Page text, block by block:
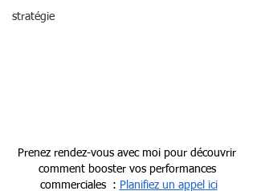
stratégie
Prenez rendez-vous avec moi pour découvrir
comment booster vos performances
commerciales  : Planifiez un appel ici